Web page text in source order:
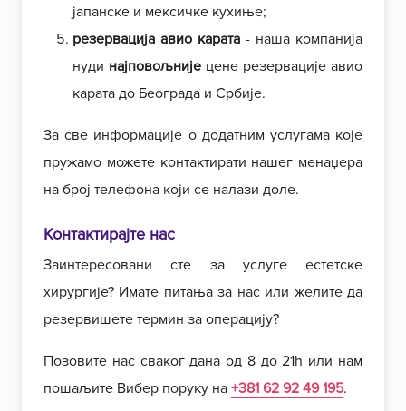
јапанске и мексичке кухиње;
резервација авио карата - наша компанија
нуди најповољније цене резервације авио
карата до Београда и Србије.
За све информације о додатним услугама које
пружамо можете контактирати нашег менаџера
на број телефона који се налази доле.
Контактирајте нас
Заинтересовани сте за услуге естетске
хирургије? Имате питања за нас или желите да
резервишете термин за операцију?
Позовите нас сваког дана од 8 до 21h или нам
пошаљите Вибер поруку на +381 62 92 49 195.